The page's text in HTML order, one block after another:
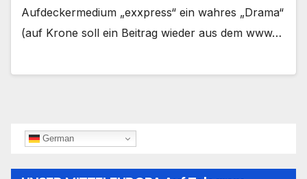
Aufdeckermedium „exxpress“ ein wahres „Drama“
(auf Krone soll ein Beitrag wieder aus dem www…
German